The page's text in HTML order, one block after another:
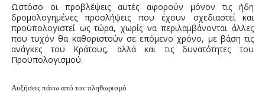
Ωστόσο οι προβλέψεις αυτές αφορούν μόνον τις ήδη
δρομολογημένες προσλήψεις που έχουν σχεδιαστεί και
προϋπολογιστεί ως τώρα, χωρίς να περιλαμβάνονται άλλες
που τυχόν θα καθοριστούν σε επόμενο χρόνο, με βάση τις
ανάγκες του Κράτους, αλλά και τις δυνατότητες του
Προϋπολογισμού.
Αυξήσεις πάνω από τον πληθωρισμό